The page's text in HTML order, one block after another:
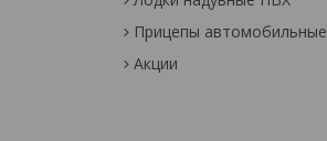
Прицепы автомобильные
Акции